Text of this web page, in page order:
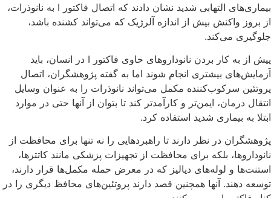
بیماری‌های التهابی شدید نشان دادند که اتصال فاکتور I به نانوذرات،
از بروز واکنش بیش از اندازه آلرژیک که می‌تواند کشنده باشد،
جلوگیری می‌کند.
پیش از به کار بردن نانوداروهای حاوی فاکتور I در انسان، باید
آزمایش‌های بیشتری انجام شوند اما به گفته پژوهشگران، اتصال
پروتئین سرکوب‌کننده مکمل می‌تواند نانوذرات را به عنوان وسایل
انتقال درمان، ایمن‌تر و کارآمدتر کند تا بتوان از آنها حتی در موارد
ابتلا به بیماری شدید استفاده کرد.
پژوهشگران در نظر دارند تا راهبردهایی را نه تنها برای محافظت از
نانوداروها، بلکه برای محافظت از تجهیزات پزشکی مانند کاتترها،
استنت‌ها و لوله‌های دیالیز که در معرض حمله مکمل‌ها قرار دارند،
توسعه دهند. آنها همچنین قصد دارند پروتئین‌های محافظ دیگری را در